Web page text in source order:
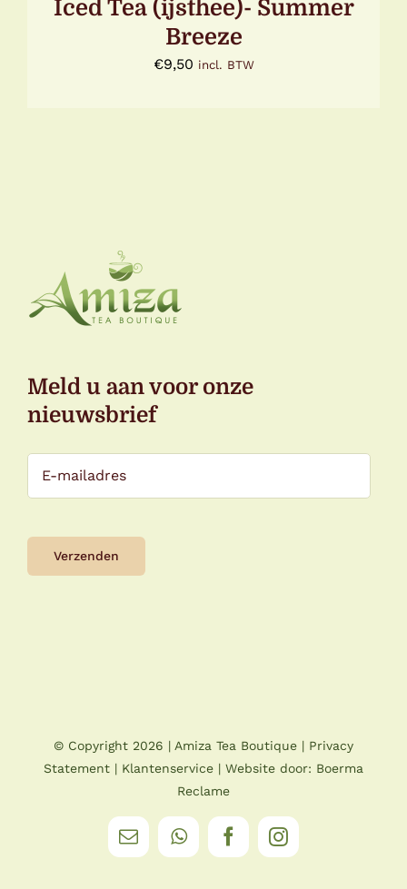
Iced Tea (ijsthee)- Summer
Breeze
€9,50 incl. BTW
Meld u aan voor onze
nieuwsbrief
© Copyright 2026 | Amiza Tea Boutique | Privacy
Statement | Klantenservice | Website door: Boerma
Reclame
E-
mail
WhatsAppFacebookInstagram